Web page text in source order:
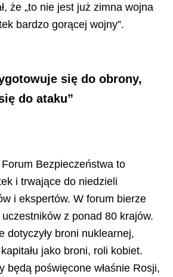
że „to nie jest już zimna wojna
bardzo gorącej wojny”.
się do obrony,
do ataku”
Bezpieczeństwa to
i trwające do niedzieli
i ekspertów. W forum bierze
uczestników z ponad 80 krajów.
dotyczyły broni nuklearnej,
jako broni, roli kobiet.
będą poświęcone właśnie Rosji,